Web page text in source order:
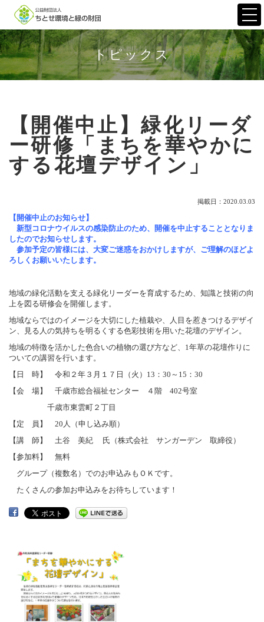
トピックス
【開催中止】緑化リーダ
ー研修「まちを華やかに
する花壇デザイン」
掲載日：2020.03.03
【開催中止のお知らせ】
新型コロナウイルスの感染防止のため、開催を中止することとなりま
したのでお知らせします。
参加予定の皆様には、大変ご迷惑をおかけしますが、ご理解のほどよ
ろしくお願いいたします。
地域の緑化活動を支える緑化リーダーを育成するため、知識と技術の向
上を図る研修会を開催します。
地域ならではのイメージを大切にした植栽や、人目を惹きつけるデザイ
ン、見る人の気持ちを明るくする色彩技術を用いた花壇のデザイン。
地域の特徴を活かした色合いの植物の選び方など、1年草の花壇作りに
ついての講習を行います。
【日 時】 令和２年３月１７日（火）13：30～15：30
【会 場】 千歳市総合福祉センター ４階 402号室
千歳市東雲町２丁目
【定 員】 20人（申し込み順）
【講 師】 土谷 美紀 氏（株式会社 サンガーデン 取締役）
【参加料】 無料
グループ（複数名）でのお申込みもＯＫです。
たくさんの参加お申込みをお待ちしています！